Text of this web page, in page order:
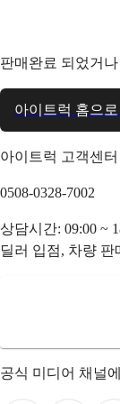
판매완료 되었거
아이트럭 홈으로
아이트럭 고객센터
0508-0328-7002
상담시간: 09:00 ~
딜러 입점, 차량
공식 미디어 채널